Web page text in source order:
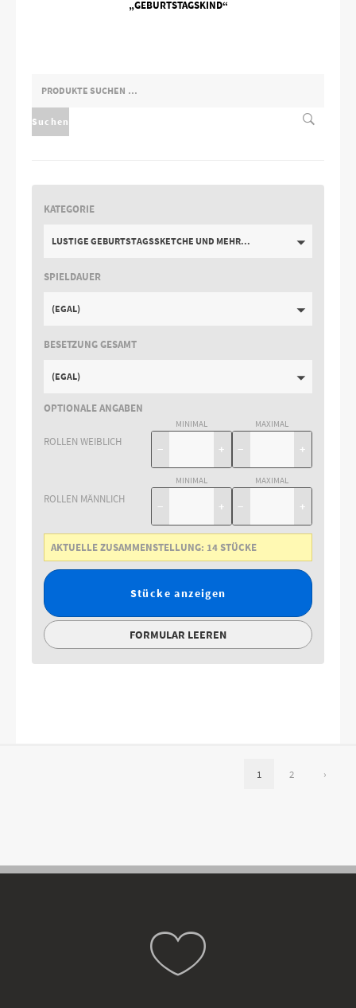
„GEBURTSTAGSKIND“
NACH:
Suchen
KATEGORIE
LUSTIGE GEBURTSTAGSSKETCHE UND MEHR...
SPIELDAUER
(EGAL)
BESETZUNG GESAMT
(EGAL)
OPTIONALE ANGABEN
ROLLEN WEIBLICH
MINIMAL
− +
MAXIMAL
− +
ROLLEN MÄNNLICH
MINIMAL
− +
MAXIMAL
− +
AKTUELLE ZUSAMMENSTELLUNG: 14STÜCKE
Stücke anzeigen
FORMULAR LEEREN
1 2 ›